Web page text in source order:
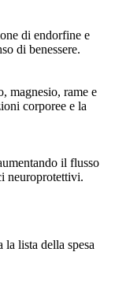
di endorfine e
di benessere.
magnesio, rame e
corporee e la
il flusso
neuroprotettivi.
lista della spesa